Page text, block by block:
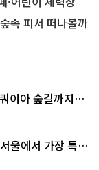
속 피서 떠나볼까
이아 숲길까지…
울에서 가장 특별